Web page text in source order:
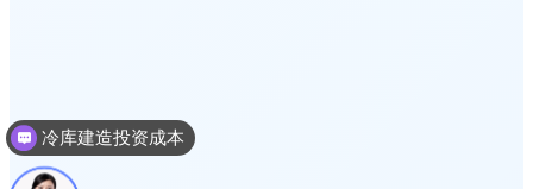
冷库建造投资成本